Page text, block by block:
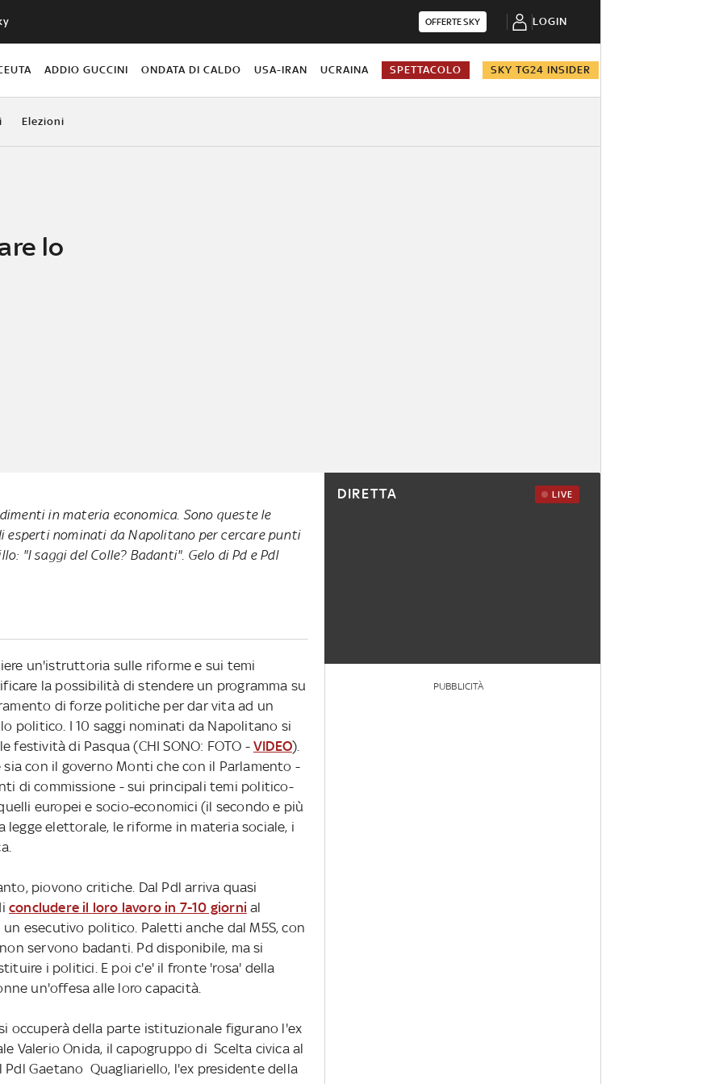
OFFERTE SKY LOGIN
ADDIO GUCCINI ONDATA DI CALDO USA-IRAN UCRAINA SPETTACOLO SKY TG24 INSIDER
Elezioni
lo
in materia economica. Sono queste le
esperti nominati da Napolitano per cercare punti
"I saggi del Colle? Badanti". Gelo di Pd e Pdl
un'istruttoria sulle riforme e sui temi
la possibilità di stendere un programma su
di forze politiche per dar vita ad un
politico. I 10 saggi nominati da Napolitano si
festività di Pasqua (CHI SONO: FOTO - VIDEO).
con il governo Monti che con il Parlamento -
di commissione - sui principali temi politico-
europei e socio-economici (il secondo e più
elettorale, le riforme in materia sociale, i
piovono critiche. Dal Pdl arriva quasi
concludere il loro lavoro in 7-10 giorni al
esecutivo politico. Paletti anche dal M5S, con
servono badanti. Pd disponibile, ma si
i politici. E poi c'e' il fronte 'rosa' della
un'offesa alle loro capacità.
occuperà della parte istituzionale figurano l'ex
Valerio Onida, il capogruppo di Scelta civica al
Gaetano Quagliariello, l'ex presidente della
DIRETTA LIVE
PUBBLICITÀ